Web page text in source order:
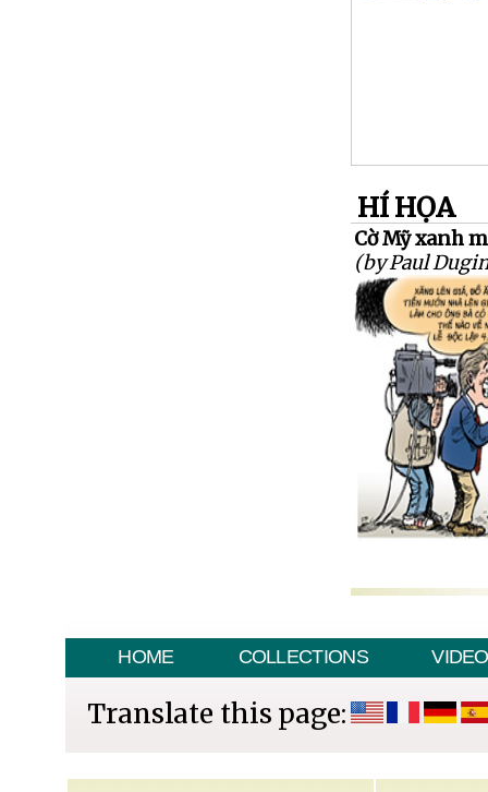
HÍ HỌA
Cờ Mỹ xanh
(by Paul
HOME COLLECTIONS VIDEO
Translate this page: